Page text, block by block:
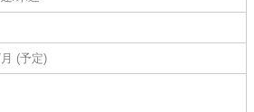
(予定)